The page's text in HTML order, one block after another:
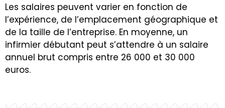
Les salaires peuvent varier en fonction de
l’expérience, de l’emplacement géographique et
de la taille de l’entreprise. En moyenne, un
infirmier débutant peut s’attendre à un salaire
annuel brut compris entre 26 000 et 30 000
euros.